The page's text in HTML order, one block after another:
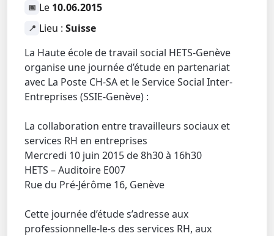
📅 Le 10.06.2015
📍 Lieu : Suisse
La Haute école de travail social HETS-Genève
organise une journée d’étude en partenariat
avec La Poste CH-SA et le Service Social Inter-
Entreprises (SSIE-Genève) :
La collaboration entre travailleurs sociaux et
services RH en entreprises
Mercredi 10 juin 2015 de 8h30 à 16h30
HETS – Auditoire E007
Rue du Pré-Jérôme 16, Genève
Cette journée d’étude s’adresse aux
professionnelle-le-s des services RH, aux